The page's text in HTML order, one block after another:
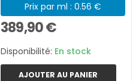
Prix par ml : 0.56 €
389,90 €
Disponibilité: En stock
AJOUTER AU PANIER